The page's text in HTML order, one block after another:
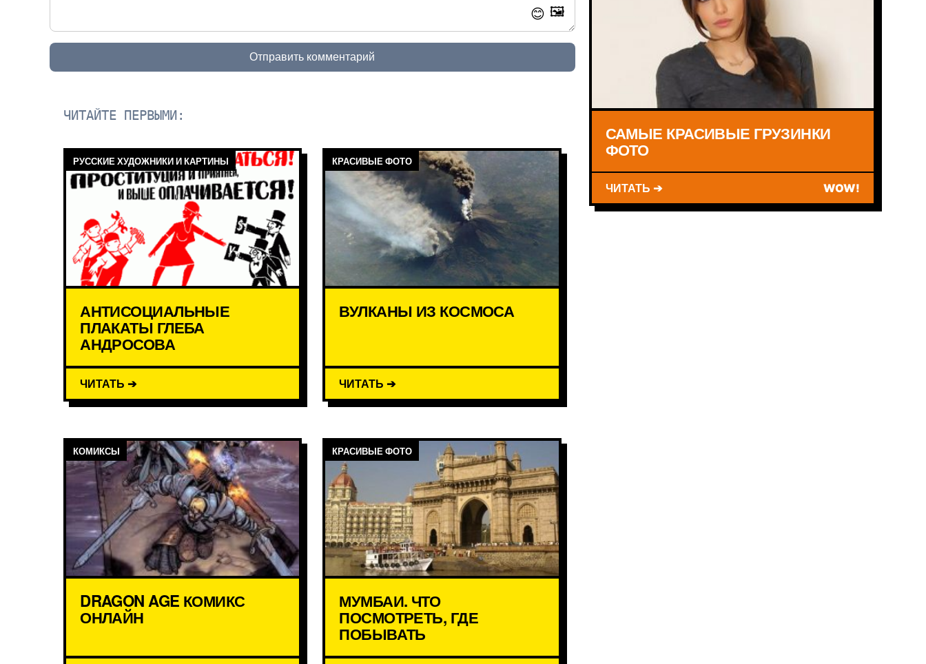
😊 🖼️
Отправить комментарий
ЧИТАЙТЕ ПЕРВЫМИ:
РУССКИЕ ХУДОЖНИКИ И КАРТИНЫ
АНТИСОЦИАЛЬНЫЕ
ПЛАКАТЫ ГЛЕБА
АНДРОСОВА
ЧИТАТЬ ➔
КРАСИВЫЕ ФОТО
ВУЛКАНЫ ИЗ КОСМОСА
ЧИТАТЬ ➔
КОМИКСЫ
DRAGON AGE КОМИКС
ОНЛАЙН
КРАСИВЫЕ ФОТО
МУМБАИ. ЧТО
ПОСМОТРЕТЬ, ГДЕ
ПОБЫВАТЬ
САМЫЕ КРАСИВЫЕ ГРУЗИНКИ
ФОТО
ЧИТАТЬ ➔ WOW!